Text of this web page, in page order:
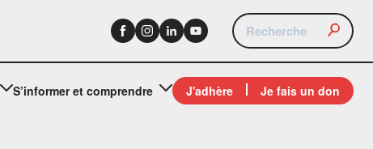
S’informer et comprendre J'adhère Je fais un don